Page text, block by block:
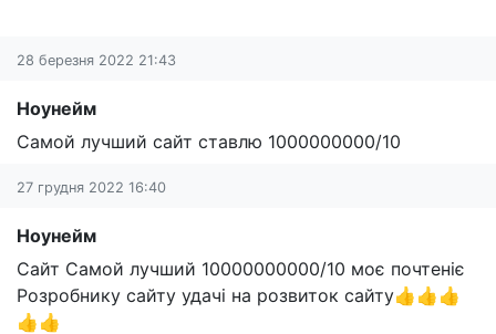
28 березня 2022 21:43
Ноунейм
Самой лучший сайт ставлю 1000000000/10
27 грудня 2022 16:40
Ноунейм
Сайт Самой лучший 10000000000/10 моє почтеніє
Розробнику сайту удачі на розвиток сайту👍👍👍
👍👍